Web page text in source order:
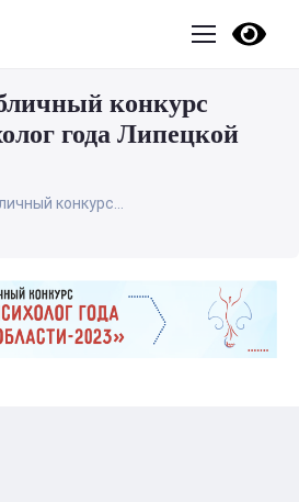
конкурс
года Липецкой
конкурс...